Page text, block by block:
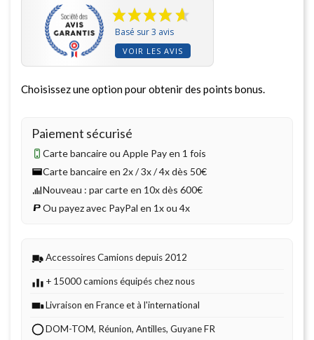
Basé sur 3 avis
VOIR LES AVIS
Choisissez une option pour obtenir des points bonus.
Paiement sécurisé
Carte bancaire ou Apple Pay en 1 fois
Carte bancaire en 2x / 3x / 4x dès 50€
Nouveau : par carte en 10x dès 600€
Ou payez avec PayPal en 1x ou 4x
Accessoires Camions depuis 2012
+ 15000 camions équipés chez nous
Livraison en France et à l'international
DOM-TOM, Réunion, Antilles, Guyane FR